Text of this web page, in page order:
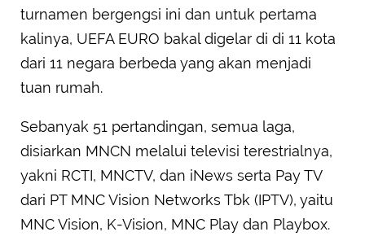
turnamen bergengsi ini dan untuk pertama
kalinya, UEFA EURO bakal digelar di di 11 kota
dari 11 negara berbeda yang akan menjadi
tuan rumah.
Sebanyak 51 pertandingan, semua laga,
disiarkan MNCN melalui televisi terestrialnya,
yakni RCTI, MNCTV, dan iNews serta Pay TV
dari PT MNC Vision Networks Tbk (IPTV), yaitu
MNC Vision, K-Vision, MNC Play dan Playbox.